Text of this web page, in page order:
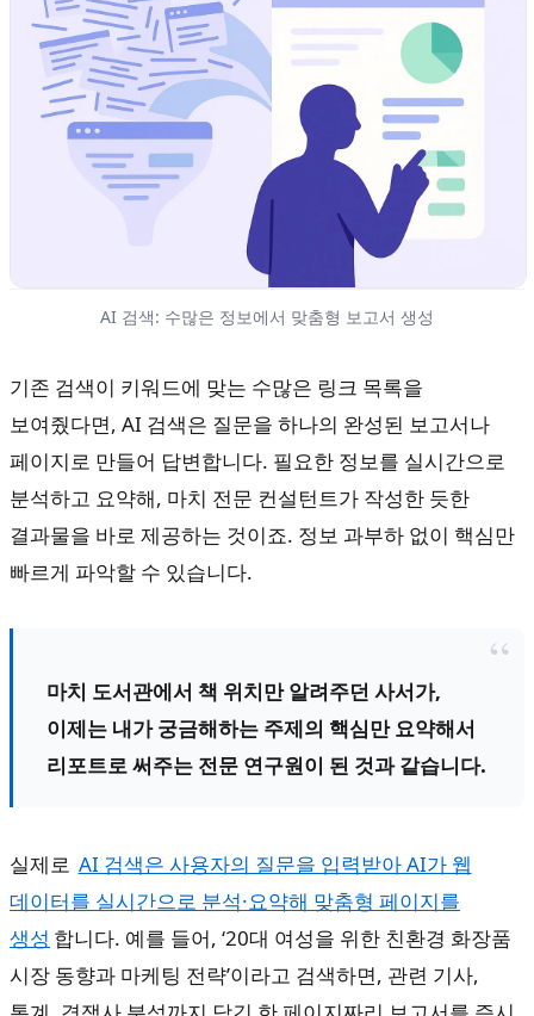
AI 검색: 수많은 정보에서 맞춤형 보고서 생성
기존 검색이 키워드에 맞는 수많은 링크 목록을
보여줬다면, AI 검색은 질문을 하나의 완성된 보고서나
페이지로 만들어 답변합니다. 필요한 정보를 실시간으로
분석하고 요약해, 마치 전문 컨설턴트가 작성한 듯한
결과물을 바로 제공하는 것이죠. 정보 과부하 없이 핵심만
빠르게 파악할 수 있습니다.
마치 도서관에서 책 위치만 알려주던 사서가,
이제는 내가 궁금해하는 주제의 핵심만 요약해서
리포트로 써주는 전문 연구원이 된 것과 같습니다.
실제로 AI 검색은 사용자의 질문을 입력받아 AI가 웹
데이터를 실시간으로 분석·요약해 맞춤형 페이지를
생성 합니다. 예를 들어, ‘20대 여성을 위한 친환경 화장품
시장 동향과 마케팅 전략’이라고 검색하면, 관련 기사,